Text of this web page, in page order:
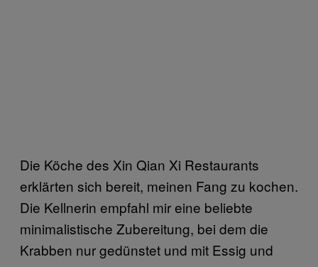
Die Köche des Xin Qian Xi Restaurants
erklärten sich bereit, meinen Fang zu kochen.
Die Kellnerin empfahl mir eine beliebte
minimalistische Zubereitung, bei dem die
Krabben nur gedünstet und mit Essig und